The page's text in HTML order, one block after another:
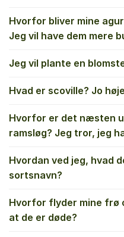
Hvorfor bliver mine
Jeg vil have dem mere
Jeg vil plante en
Hvad er scoville? Jo
Hvorfor er det næsten
ramsløg? Jeg tror, jeg
Hvordan ved jeg, hvad
sortsnavn?
Hvorfor flyder mine frø
at de er døde?